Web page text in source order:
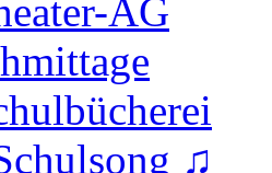
AG
♫